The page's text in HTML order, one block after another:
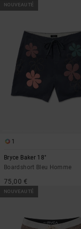
NOUVEAUTÉ
1
Bryce Baker 18"
Boardshort Bleu Homme
75,00 €
NOUVEAUTÉ